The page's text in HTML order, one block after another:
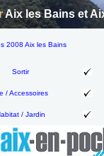
Aix les Bains et
2008 Aix les Bains
Sortir
/ Accessoires
/ Jardin